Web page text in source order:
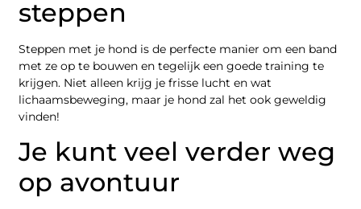
steppen
Steppen met je hond is de perfecte manier om een band
met ze op te bouwen en tegelijk een goede training te
krijgen. Niet alleen krijg je frisse lucht en wat
lichaamsbeweging, maar je hond zal het ook geweldig
vinden!
Je kunt veel verder weg
op avontuur